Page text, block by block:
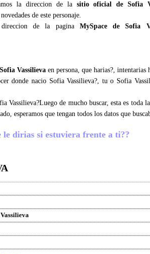
la direccion de la sitio oficial de Sofia
de este personaje.
de la pagina MySpace de Sofia
Vassilievaen persona, que harias?, intentarias
donde nacio Sofia Vassilieva?, tu o Sofia
Vassilieva?Luego de mucho buscar, esta es toda
esperamos que tengan todos los datos que
le dirias si estuviera frente a ti??